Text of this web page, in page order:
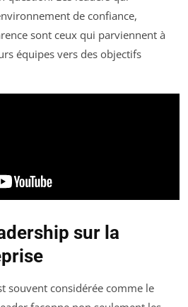
de confiance,
sont ceux qui parviennent à
équipes vers des objectifs
sur la
souvent considérée comme le